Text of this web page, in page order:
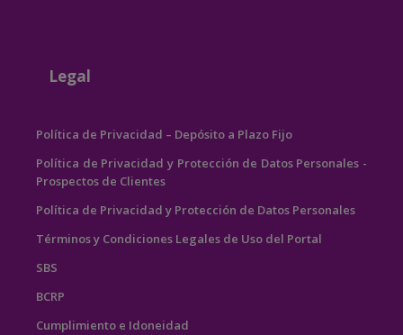
Legal
Política de Privacidad – Depósito a Plazo Fijo
Política de Privacidad y Protección de Datos Personales -
Prospectos de Clientes
Política de Privacidad y Protección de Datos Personales
Términos y Condiciones Legales de Uso del Portal
SBS
BCRP
Cumplimiento e Idoneidad